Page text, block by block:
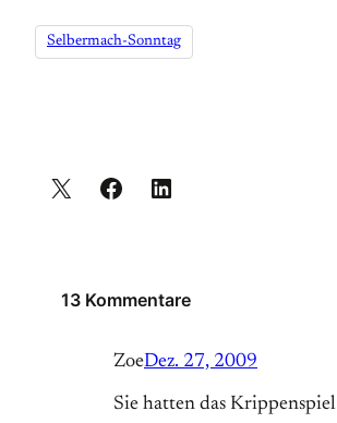
Selbermach-Sonntag
13 Kommentare
ZoeDez. 27, 2009
Sie hatten das Krippenspiel